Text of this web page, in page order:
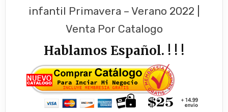
infantil Primavera – Verano 2022 |
Venta Por Catalogo
Hablamos Español. ! ! !